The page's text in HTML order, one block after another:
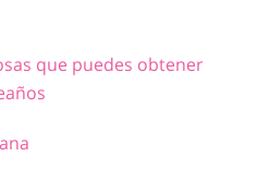
que puedes obtener